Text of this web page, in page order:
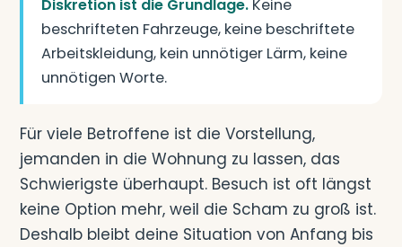
Diskretion ist die Grundlage. Keine
beschrifteten Fahrzeuge, keine beschriftete
Arbeitskleidung, kein unnötiger Lärm, keine
unnötigen Worte.
Für viele Betroffene ist die Vorstellung,
jemanden in die Wohnung zu lassen, das
Schwierigste überhaupt. Besuch ist oft längst
keine Option mehr, weil die Scham zu groß ist.
Deshalb bleibt deine Situation von Anfang bis